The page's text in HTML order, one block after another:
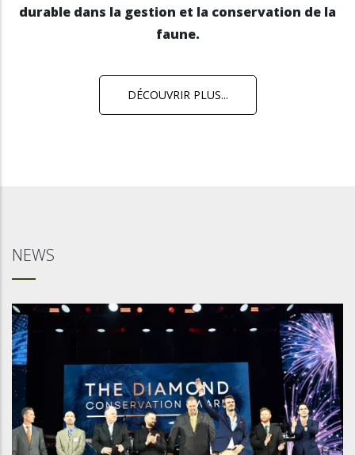
durable dans la gestion et la conservation de la
faune.
DÉCOUVRIR PLUS...
NEWS